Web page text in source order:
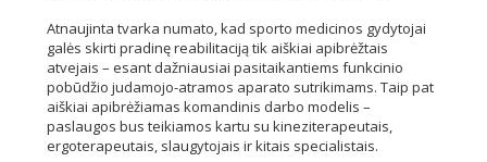
Atnaujinta tvarka numato, kad sporto medicinos gydytojai
galės skirti pradinę reabilitaciją tik aiškiai apibrėžtais
atvejais – esant dažniausiai pasitaikantiems funkcinio
pobūdžio judamojo-atramos aparato sutrikimams. Taip pat
aiškiai apibrėžiamas komandinis darbo modelis –
paslaugos bus teikiamos kartu su kineziterapeutais,
ergoterapeutais, slaugytojais ir kitais specialistais.